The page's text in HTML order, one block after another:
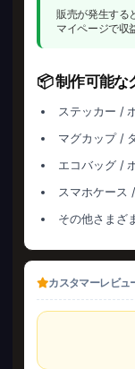
販売が発生する
マイページで収
📦 制作可能な
ステッカー /
マグカップ /
エコバッグ /
スマホケース
その他さまざ
カスタマーレビュ